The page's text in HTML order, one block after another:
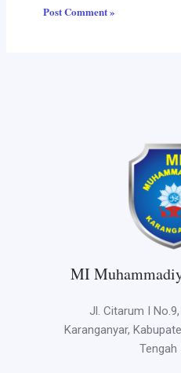
MI
Jl. Citarum I
Karanganyar,
Tengah